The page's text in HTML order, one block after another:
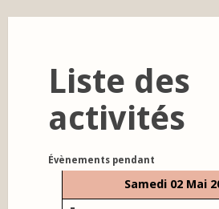
Liste des
activités
Évènements pendant
Samedi 02 Mai